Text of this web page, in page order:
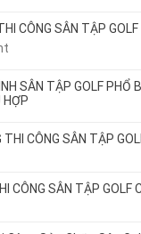
CÔNG SÂN TẬP
SÂN TẬP GOLF PHỔ
HỢP
THI CÔNG SÂN TẬP
CÔNG SÂN TẬP GOLF